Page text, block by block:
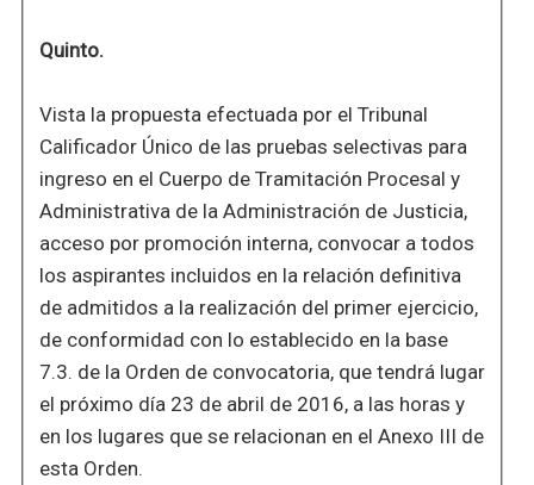
Quinto.
Vista la propuesta efectuada por el Tribunal
Calificador Único de las pruebas selectivas para
ingreso en el Cuerpo de Tramitación Procesal y
Administrativa de la Administración de Justicia,
acceso por promoción interna, convocar a todos
los aspirantes incluidos en la relación definitiva
de admitidos a la realización del primer ejercicio,
de conformidad con lo establecido en la base
7.3. de la Orden de convocatoria, que tendrá lugar
el próximo día 23 de abril de 2016, a las horas y
en los lugares que se relacionan en el Anexo III de
esta Orden.